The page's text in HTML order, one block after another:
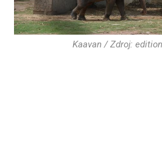
Kaavan / Zdroj: